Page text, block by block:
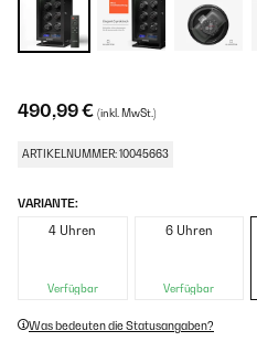
490,99 € (inkl. MwSt.)
ARTIKELNUMMER: 10045663
VARIANTE:
4 Uhren
Verfügbar
6 Uhren
Verfügbar
Was bedeuten die Statusangaben?